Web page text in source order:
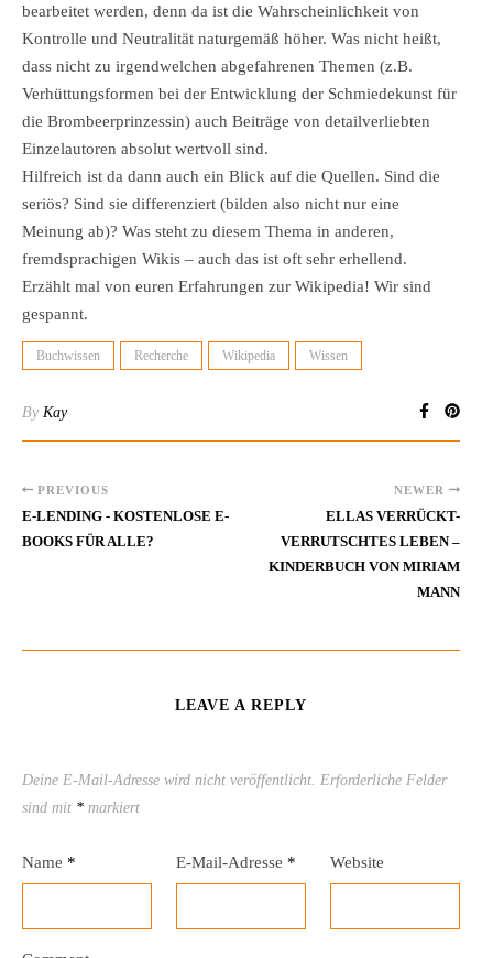
bearbeitet werden, denn da ist die Wahrscheinlichkeit von
Kontrolle und Neutralität naturgemäß höher. Was nicht heißt,
dass nicht zu irgendwelchen abgefahrenen Themen (z.B.
Verhüttungsformen bei der Entwicklung der Schmiedekunst für
die Brombeerprinzessin) auch Beiträge von detailverliebten
Einzelautoren absolut wertvoll sind.
Hilfreich ist da dann auch ein Blick auf die Quellen. Sind die
seriös? Sind sie differenziert (bilden also nicht nur eine
Meinung ab)? Was steht zu diesem Thema in anderen,
fremdsprachigen Wikis – auch das ist oft sehr erhellend.
Erzählt mal von euren Erfahrungen zur Wikipedia! Wir sind
gespannt.
Buchwissen Recherche Wikipedia Wissen
By Kay
PREVIOUS
E-LENDING - KOSTENLOSE E-
BOOKS FÜR ALLE?
NEWER
ELLAS VERRÜCKT-
VERRUTSCHTES LEBEN –
KINDERBUCH VON MIRIAM
MANN
LEAVE A REPLY
Deine E-Mail-Adresse wird nicht veröffentlicht. Erforderliche Felder
sind mit * markiert
Name * E-Mail-Adresse * Website